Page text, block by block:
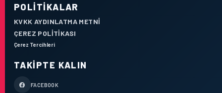
POLITIKALAR
KVKK AYDINLATMA METNI
ÇEREZ POLITIKASI
Çerez Tercihleri
TAKIPTE KALIN
FACEBOOK